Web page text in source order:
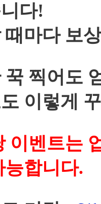
다!
때마다 보
꾹 찍어도
이렇게
벤트는
능합니다.